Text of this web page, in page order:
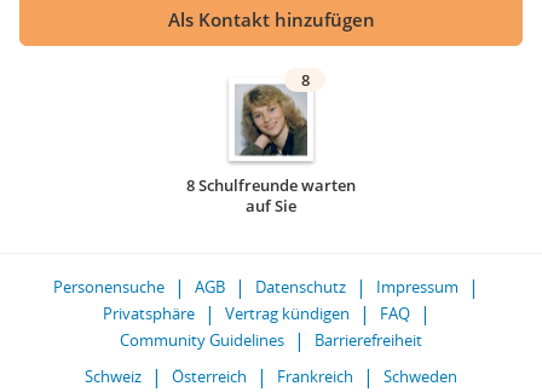
Als Kontakt hinzufügen
8
8 Schulfreunde warten
auf Sie
Personensuche AGB Datenschutz
Impressum
Privatsphäre
Vertrag kündigen
FAQ
Community Guidelines
Barrierefreiheit
Schweiz
Österreich Frankreich Schweden